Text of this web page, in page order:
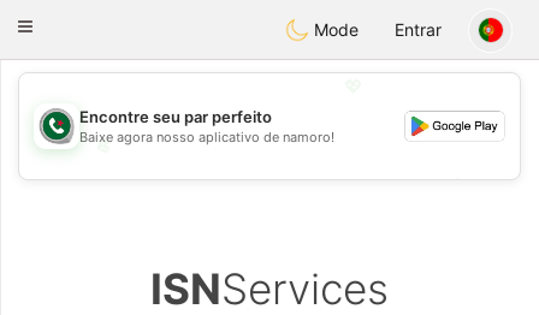
Weshrak
Toggle
Mode Entrar
💖
💕
Encontre seu par perfeito
Baixe agora nosso aplicativo de namoro!
ISNServices